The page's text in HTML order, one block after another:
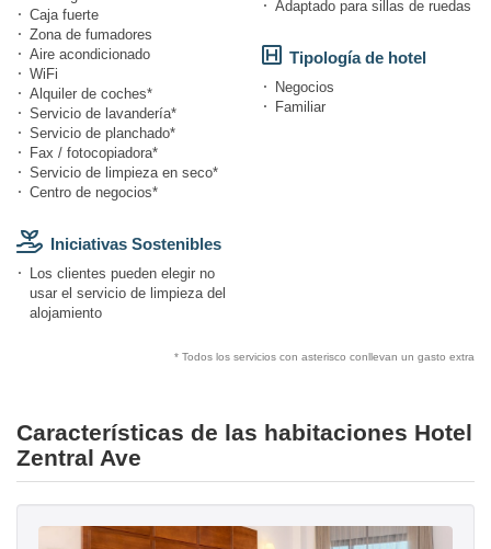
Caja fuerte
Zona de fumadores
Aire acondicionado
WiFi
Alquiler de coches*
Servicio de lavandería*
Servicio de planchado*
Fax / fotocopiadora*
Servicio de limpieza en seco*
Centro de negocios*
Iniciativas Sostenibles
Los clientes pueden elegir no
usar el servicio de limpieza del
alojamiento
Adaptado para sillas de ruedas
Tipología de hotel
Negocios
Familiar
* Todos los servicios con asterisco conllevan un gasto extra
Características de las habitaciones Hotel
Zentral Ave